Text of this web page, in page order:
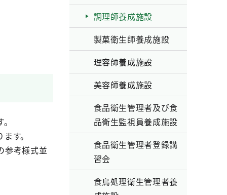
す。
参考様式並
調理師養成施設
製菓衛生師養成施設
理容師養成施設
美容師養成施設
食品衛生管理者及び食
品衛生監視員養成施設
食品衛生管理者登録講
習会
食鳥処理衛生管理者養